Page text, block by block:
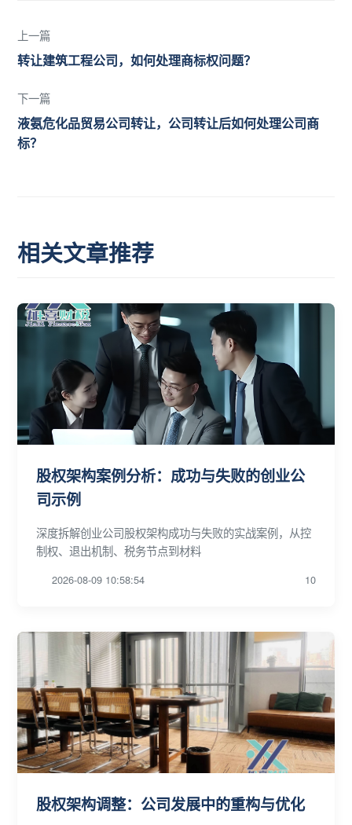
上一篇
转让建筑工程公司，如何处理商标权问题？
下一篇
液氨危化品贸易公司转让，公司转让后如何处理公司商
标？
相关文章推荐
股权架构案例分析：成功与失败的创业公
司示例
深度拆解创业公司股权架构成功与失败的实战案例，从控
制权、退出机制、税务节点到材料
2026-08-09 10:58:54 10
股权架构调整：公司发展中的重构与优化